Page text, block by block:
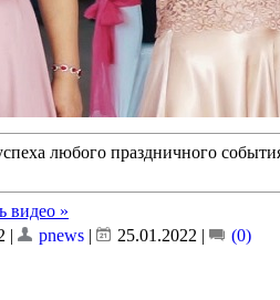
любого праздничного
видео »
| pnews | 25.01.2022 | (0)